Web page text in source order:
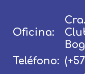
Oficina:
Teléfono:
Contraseña: